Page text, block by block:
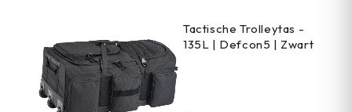
Tactische Trolleytas -
135L | Defcon5 | Zwart